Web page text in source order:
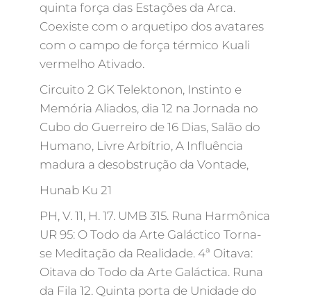
quinta força das Estações da Arca.
Coexiste com o arquetipo dos avatares
com o campo de força térmico Kuali
vermelho Ativado.
Circuito 2 GK Telektonon, Instinto e
Memória Aliados, dia 12 na Jornada no
Cubo do Guerreiro de 16 Dias, Salão do
Humano, Livre Arbítrio, A Influência
madura a desobstrução da Vontade,
Hunab Ku 21
PH, V. 11, H. 17. UMB 315. Runa Harmônica
UR 95: O Todo da Arte Galáctico Torna-
se Meditação da Realidade. 4ª Oitava:
Oitava do Todo da Arte Galáctica. Runa
da Fila 12. Quinta porta de Unidade do